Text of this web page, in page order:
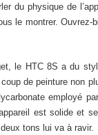
du physique de
le montrer.
le HTC 8S a du
coup de peinture non
employé
est solide et
tons lui va à ravir.